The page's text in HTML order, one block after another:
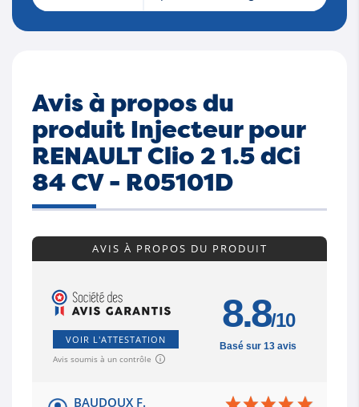
Avis à propos du
produit Injecteur pour
RENAULT Clio 2 1.5 dCi
84 CV - R05101D
AVIS À PROPOS DU PRODUIT
VOIR L'ATTESTATION
Avis soumis à un contrôle
8.8/10
Basé sur 13 avis
BAUDOUX F.